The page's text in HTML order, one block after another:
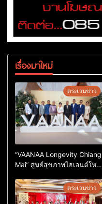
เรื่องมาใหม่
ตระเวนข่าว
“VAANAA Longevity Chiang
Mai” ศูนย์สุขภาพไฮเอนต์ใหญ่
ตระเวนข่าว